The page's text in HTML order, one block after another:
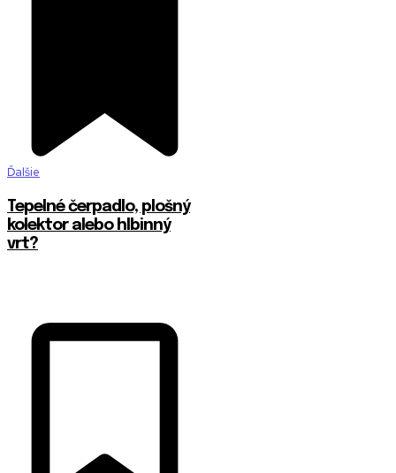
Ďalšie
Tepelné čerpadlo, plošný
kolektor alebo hlbinný
vrt?